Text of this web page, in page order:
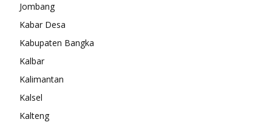
Jombang
Kabar Desa
Kabupaten Bangka
Kalbar
Kalimantan
Kalsel
Kalteng